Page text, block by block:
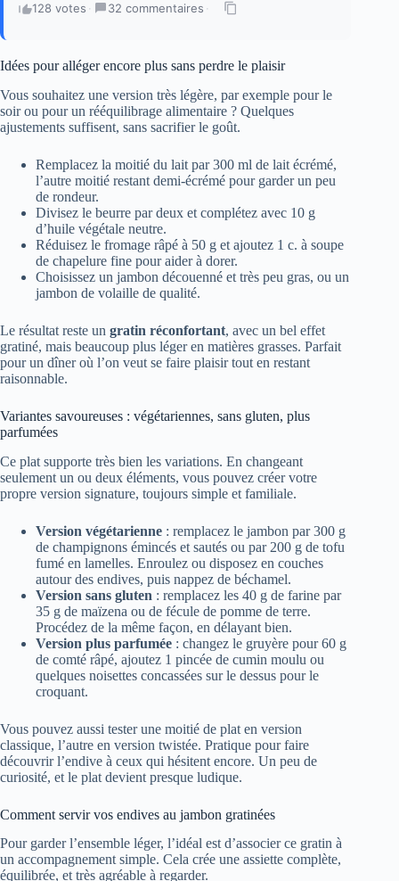
128 votes · 32 commentaires ·
Idées pour alléger encore plus sans perdre le plaisir
Vous souhaitez une version très légère, par exemple pour le
soir ou pour un rééquilibrage alimentaire ? Quelques
ajustements suffisent, sans sacrifier le goût.
Remplacez la moitié du lait par 300 ml de lait écrémé,
l’autre moitié restant demi-écrémé pour garder un peu
de rondeur.
Divisez le beurre par deux et complétez avec 10 g
d’huile végétale neutre.
Réduisez le fromage râpé à 50 g et ajoutez 1 c. à soupe
de chapelure fine pour aider à dorer.
Choisissez un jambon découenné et très peu gras, ou un
jambon de volaille de qualité.
Le résultat reste un gratin réconfortant, avec un bel effet
gratiné, mais beaucoup plus léger en matières grasses. Parfait
pour un dîner où l’on veut se faire plaisir tout en restant
raisonnable.
Variantes savoureuses : végétariennes, sans gluten, plus
parfumées
Ce plat supporte très bien les variations. En changeant
seulement un ou deux éléments, vous pouvez créer votre
propre version signature, toujours simple et familiale.
Version végétarienne : remplacez le jambon par 300 g
de champignons émincés et sautés ou par 200 g de tofu
fumé en lamelles. Enroulez ou disposez en couches
autour des endives, puis nappez de béchamel.
Version sans gluten : remplacez les 40 g de farine par
35 g de maïzena ou de fécule de pomme de terre.
Procédez de la même façon, en délayant bien.
Version plus parfumée : changez le gruyère pour 60 g
de comté râpé, ajoutez 1 pincée de cumin moulu ou
quelques noisettes concassées sur le dessus pour le
croquant.
Vous pouvez aussi tester une moitié de plat en version
classique, l’autre en version twistée. Pratique pour faire
découvrir l’endive à ceux qui hésitent encore. Un peu de
curiosité, et le plat devient presque ludique.
Comment servir vos endives au jambon gratinées
Pour garder l’ensemble léger, l’idéal est d’associer ce gratin à
un accompagnement simple. Cela crée une assiette complète,
équilibrée, et très agréable à regarder.